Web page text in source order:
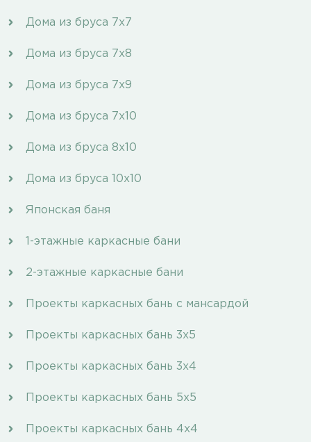
Дома из бруса 7х7
Дома из бруса 7х8
Дома из бруса 7х9
Дома из бруса 7х10
Дома из бруса 8х10
Дома из бруса 10х10
Японская баня
1-этажные каркасные бани
2-этажные каркасные бани
Проекты каркасных бань с мансардой
Проекты каркасных бань 3х5
Проекты каркасных бань 3х4
Проекты каркасных бань 5х5
Проекты каркасных бань 4х4